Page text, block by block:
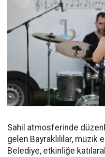
Sahil atmosferinde
gelen Bayraklılılar,
Belediye, etkinliğe